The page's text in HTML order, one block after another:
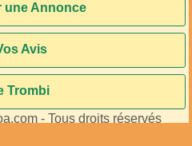
Annonce
Avis
Trombi
- Tous droits réservés